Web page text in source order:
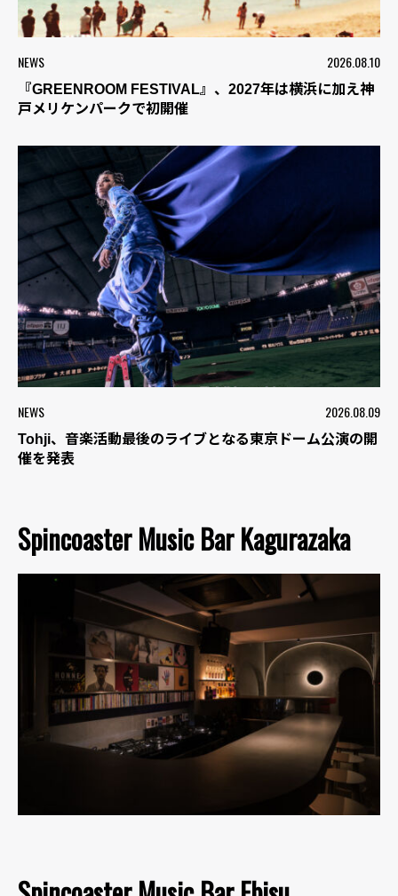
NEWS 2026.08.10
『GREENROOM FESTIVAL』、2027年は横浜に加え神
戸メリケンパークで初開催
NEWS 2026.08.09
Tohji、音楽活動最後のライブとなる東京ドーム公演の開
催を発表
Spincoaster Music Bar Kagurazaka